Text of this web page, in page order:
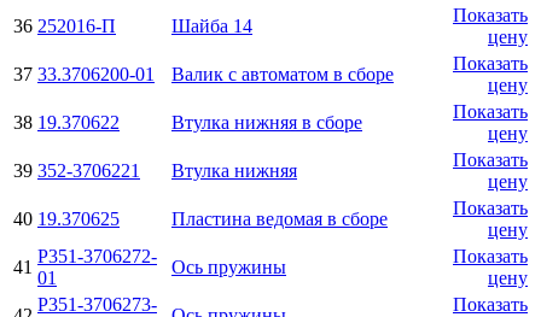
36 252016-П Шайба 14
Показать
цену
37 33.3706200-01 Валик с автоматом в сборе
Показать
цену
38 19.370622 Втулка нижняя в сборе
Показать
цену
39 352-3706221 Втулка нижняя
Показать
цену
40 19.370625 Пластина ведомая в сборе
Показать
цену
41
Р351-3706272-
01
Ось пружины
Показать
цену
Р351-3706273-
Показать